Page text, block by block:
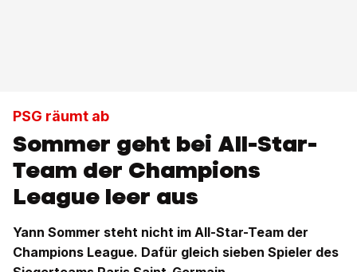
PSG räumt ab
Sommer geht bei All-Star-
Team der Champions
League leer aus
Yann Sommer steht nicht im All-Star-Team der
Champions League. Dafür gleich sieben Spieler des